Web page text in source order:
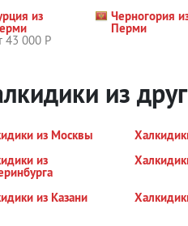
из
43 000 Р
Черногория
Перми
из
из Москвы
из
из Казани